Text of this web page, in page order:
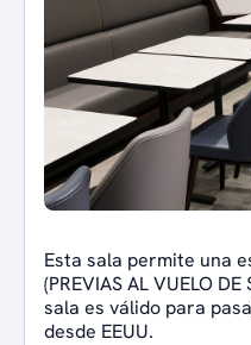
Esta sala permite una
(PREVIAS AL VUELO
sala es válido para
desde EEUU.